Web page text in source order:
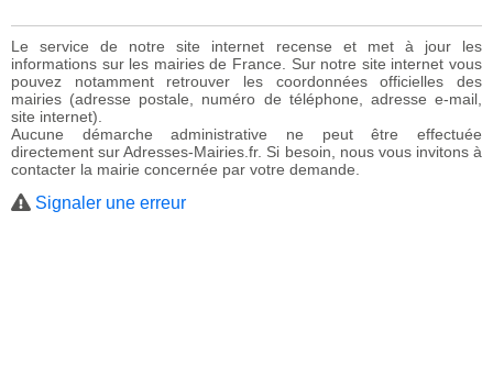
Le service de notre site internet recense et met à jour les
informations sur les mairies de France. Sur notre site internet vous
pouvez notamment retrouver les coordonnées officielles des
mairies (adresse postale, numéro de téléphone, adresse e-mail,
site internet).
Aucune démarche administrative ne peut être effectuée
directement sur Adresses-Mairies.fr. Si besoin, nous vous invitons à
contacter la mairie concernée par votre demande.
Signaler une erreur